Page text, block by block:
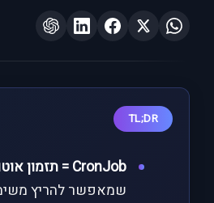
TL;DR
CronJob = תזמון אוטומטי:
שמאפשר להריץ